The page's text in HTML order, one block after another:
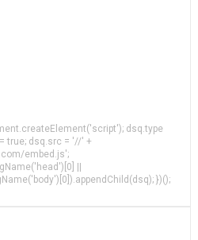
dsq.type
true; dsq.src = '//' +
embed.js';
||
})();